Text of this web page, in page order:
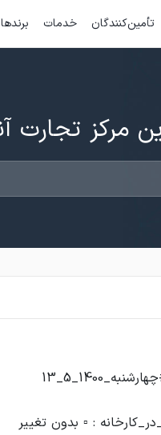
تأمین‌کنندگان خدمات برندها